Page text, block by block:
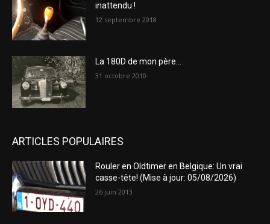
inattendu !
12 septembre 2018
La 180D de mon père…
31 octobre 2010
ARTICLES POPULAIRES
Rouler en Oldtimer en Belgique: Un vrai
casse-tête! (Mise à jour: 05/08/2026)
26 juin 2013